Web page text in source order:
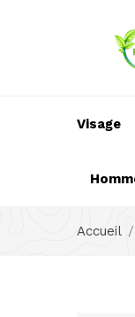
Visage
Accueil